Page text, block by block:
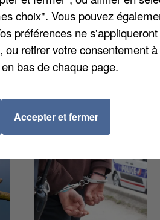
Selon les dernières
lorsqu'il a été
choix". Vous pouvez
préférences ne
retirer votre consentement
bas de chaque page.
Accepter et fermer